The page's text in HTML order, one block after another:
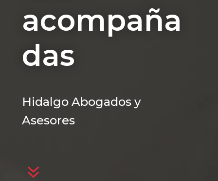
acompaña
das
Hidalgo Abogados y
Asesores
7